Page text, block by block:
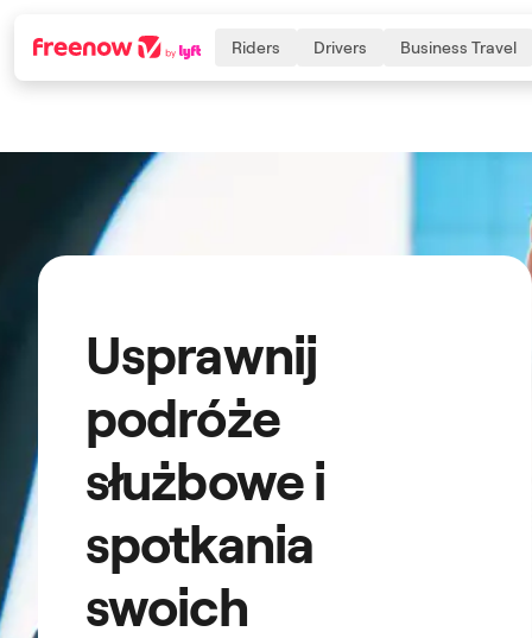
Navigation
Riders Drivers Business Travel
Usprawnij
podróże
służbowe i
spotkania
swoich